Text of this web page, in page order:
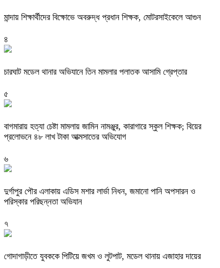
মান্দায় শিক্ষার্থীদের বিক্ষোভে অবরুদ্ধ প্রধান শিক্ষক, মোটরসাইকেলে আগুন
৪
চারঘাট মডেল থানার অভিযানে তিন মামলার পলাতক আসামি গ্রেপ্তার
৫
বাগমারায় হত্যা চেষ্টা মামলায় জামিন নামঞ্জুর, কারাগারে স্কুল শিক্ষক; বিয়ের
প্রলোভনে ৪৮ লাখ টাকা আত্মসাতের অভিযোগ
৬
দুর্গাপুর পৌর এলাকায় এডিস মশার লার্ভা নিধন, জমানো পানি অপসারন ও
পরিস্কার পরিছন্নতা অভিযান
৭
গোদাগাড়ীতে যুবককে পিটিয়ে জখম ও লুটপাট, মডেল থানায় এজাহার দায়ের